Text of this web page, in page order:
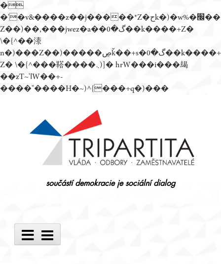
�
�'�v&����z��j�����*Z�حk�)�w%�׬��
Z��)��,���jwez�a��گ�0��k����+Z�
\�{^��溙
n�)���Z��)�����ڝǩ��+s�گ�0��k����+
Z� \�{^���鞳����܆)]� hrW���i���朅
��zƬ~'ߊW��+-
����"����H�~)^{���+q�)���
součástí demokracie je sociální dialog
Main
Menu